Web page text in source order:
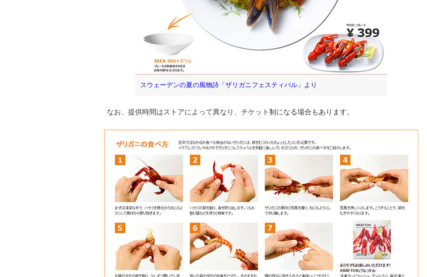
スウェーデンの夏の風物詩「ザリガニフェスティバル」 より
なお、提供時間はストアによって異なり、チケット制になる場合もあります。